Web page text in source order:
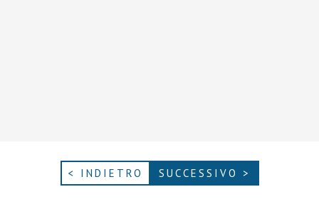
< INDIETRO SUCCESSIVO >